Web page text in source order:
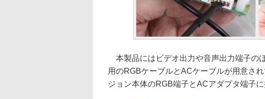
本製品にはビデオ出力や音声出力端子の
用のRGBケーブルとACケーブルが用意さ
ジョン本体のRGB端子とACアダプタ端子